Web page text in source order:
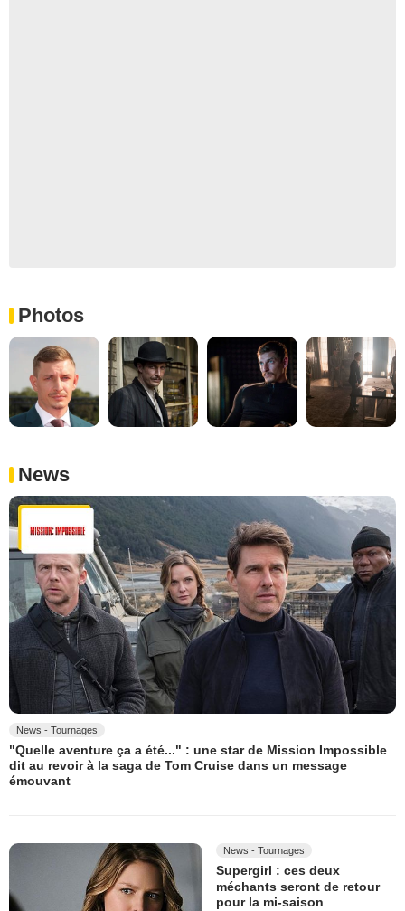
Photos
News
News - Tournages
"Quelle aventure ça a été..." : une star de Mission Impossible
dit au revoir à la saga de Tom Cruise dans un message
émouvant
News - Tournages
Supergirl : ces deux
méchants seront de retour
pour la mi-saison